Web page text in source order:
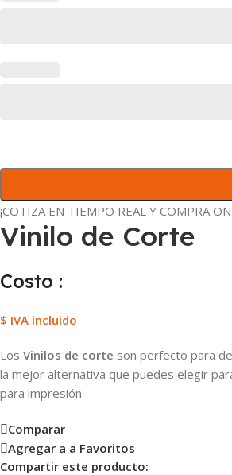
¡COTIZA EN TIEMPO REAL Y COMPRA
Vinilo de Corte
Costo :
$ IVA incluido
Los Vinilos de corte son perfecto para
la mejor alternativa que puedes elegir
para impresión
Comparar
Agregar a a Favoritos
Compartir este producto: